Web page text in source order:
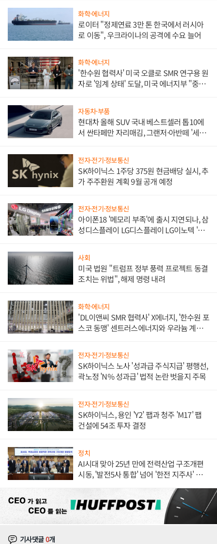
화학·에너지
로이터 "정제연료 3만 톤 한국에서 러시아
로 이동", 우크라이나의 공격에 수요 늘어
화학·에너지
'한수원 협력사' 미국 오클로 SMR 연구용 원
자로 '임계 상태' 도달, 미국 에너지부 "중요
자동차·부품
현대차 올해 SUV 국내 베스트셀러 톱10에
서 싼타페만 자리매김, 그랜저·아반떼 '세단
전자·전기·정보통신
SK하이닉스 1주당 375원 현금배당 실시, 추
가 주주환원 계획 9월 공개 예정
전자·전기·정보통신
아이폰18 '메모리 부족'에 출시 지연되나, 삼
성디스플레이 LG디스플레이 LG이노텍 '탈
사회
미국 법원 "트럼프 정부 풍력 프로젝트 동결
조치는 위법", 해제 명령 내려
화학·에너지
'DL이앤씨 SMR 협력사' X에너지, '한수원 포
스코 동맹' 센트러스에너지와 우라늄 계약
전자·전기·정보통신
SK하이닉스 노사 '성과급 주식지급' 평행선,
곽노정 'N% 성과급' 법적 논란 벗을지 주목
전자·전기·정보통신
SK하이닉스, 용인 'Y2' 팹과 청주 'M17' 팹
건설에 54조 투자 결정
정치
AI시대 맞아 25년 만에 전력산업 구조개편
시동, '발전5사 통합' 넘어 '한전 지주사' 재편
기사댓글0개